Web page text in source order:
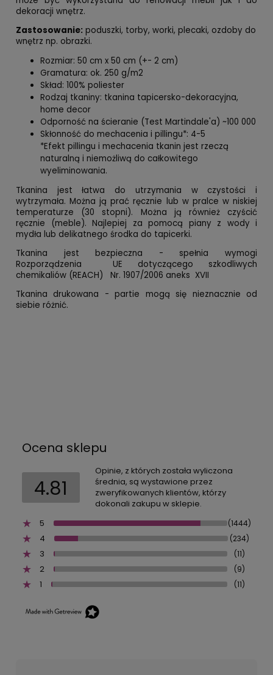
dekoracji wnętrz.
Zastosowanie: poduszki, torby, worki, plecaki, ozdoby do
wnętrz np. obrazki.
Rozmiar: 50 cm x 50 cm (+- 2 cm)
Gramatura: ok. 250 g/m2
Skład: 100% poliester
Rodzaj tkaniny: tkanina tapicersko-dekoracyjna,
home decor
Odporność na ścieranie (Test Martindale'a) ~100 000
Skłonność do mechacenia i pillingu*: 4-5
*Efekt pillingu i mechacenia tkanin jest rzeczą
naturalną i niemożliwą do całkowitego
wyeliminowania.
Tkanina jest łatwa do utrzymania w czystości i
wytrzymała. Można ją prać ręcznie lub w pralce w niskiej
temperaturze (30 stopni). Można ją również czyścić
ręcznie (meble). Najlepiej za pomocą piany z wody i
mydła lub delikatnego środka do tapicerki.
Tkanina jest bezpieczna - spełnia wymogi
Rozporządzenia UE dotyczącego szkodliwych
chemikaliów (REACH) Nr. 1907/2006 aneks XVII
Tkanina drukowana - partie mogą się nieznacznie od
siebie różnić.
Ocena sklepu
4.81
Opinie, z których została wyliczona
średnia, są wystawione przez
zweryfikowanych klientów, którzy
dokonali zakupu w sklepie.
5
(1444)
4 (234)
3 (11)
2 (9)
1 (11)